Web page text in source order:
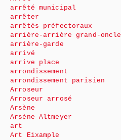
arrêté municipal
arrêter
arrêtés préfectoraux
arrière-arrière grand-oncle
arrière-garde
arrivé
arrive place
arrondissement
arrondissement parisien
Arroseur
Arroseur arrosé
Arsène
Arsène Altmeyer
art
Art Eixample